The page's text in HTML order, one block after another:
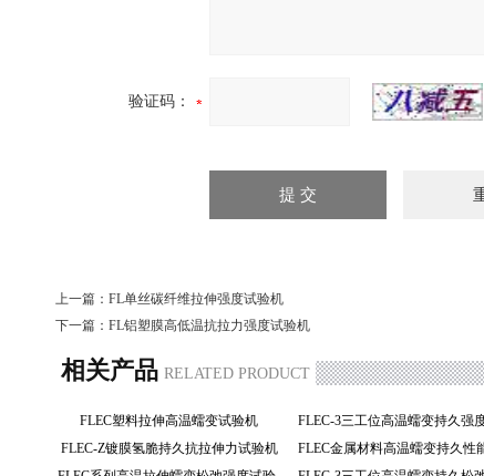
验证码：
上一篇： FL单丝碳纤维拉伸强度试验机
下一篇： FL铝塑膜高低温抗拉力强度试验机
相关产品 RELATED PRODUCT
FLEC塑料拉伸高温蠕变试验机
FLEC-Z镀膜氢脆持久抗拉伸力试验机